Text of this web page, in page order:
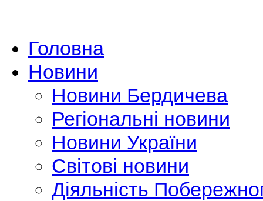
Головна
Новини
Новини Бердичева
Регіональні новини
Новини України
Світові новини
Діяльність